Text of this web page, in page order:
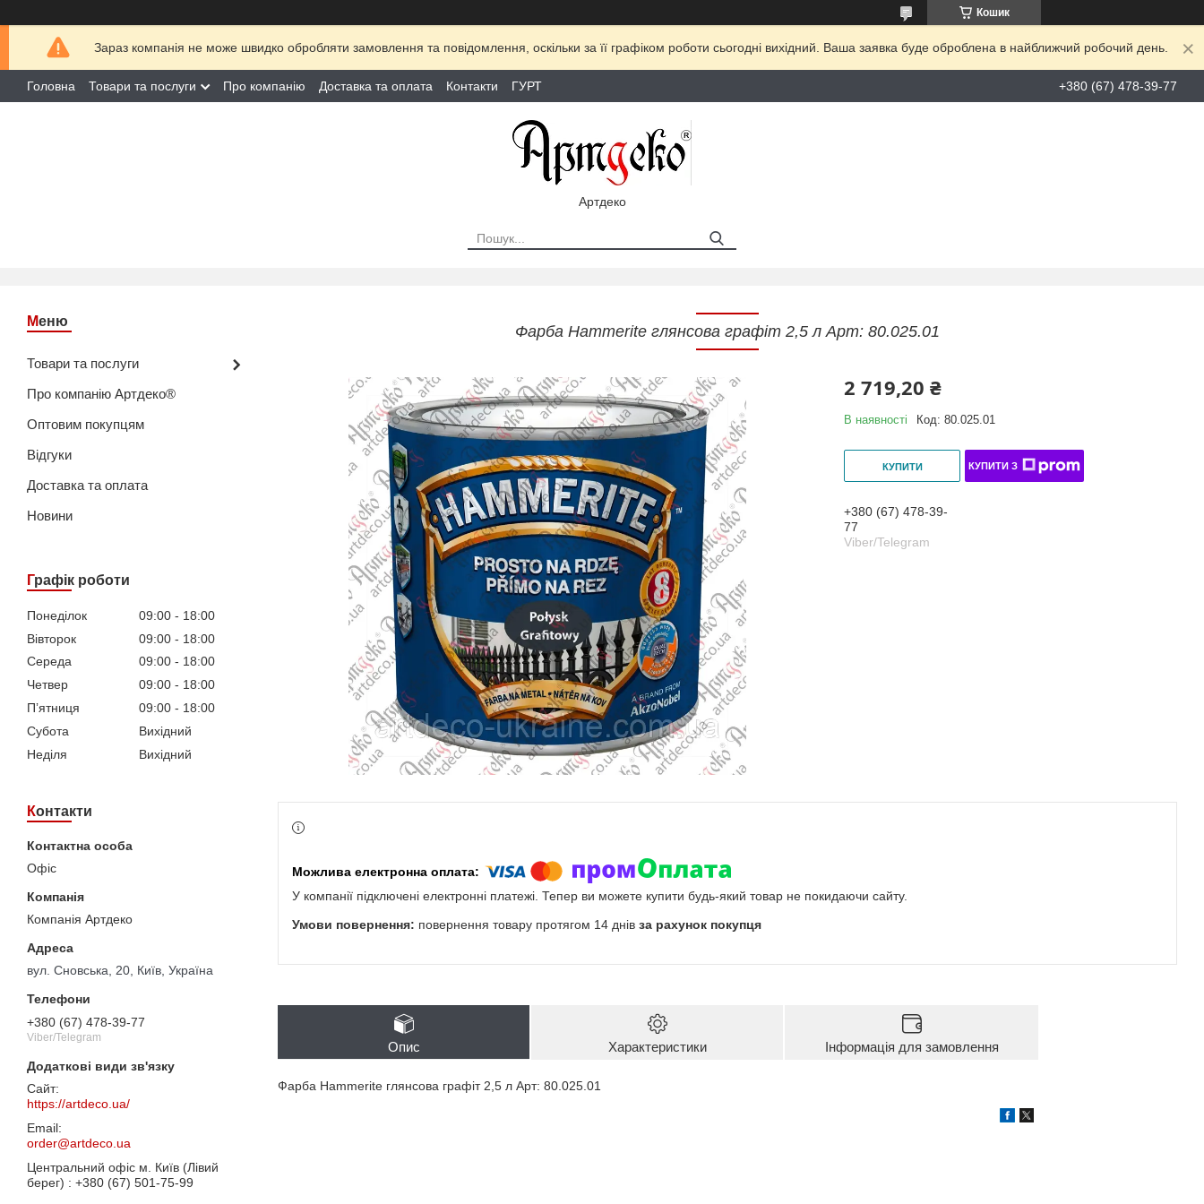
Кошик
Зараз компанія не може швидко обробляти замовлення та повідомлення, оскільки за її графіком роботи сьогодні вихідний. Ваша заявка буде оброблена в найближчий робочий день.
Головна Товари та послуги Про компанію Доставка та оплата Контакти ГУРТ +380 (67) 478-39-77
Артдеко
Товари та послуги
Про компанію Артдеко®
Оптовим покупцям
Відгуки
Доставка та оплата
Новини
Графік роботи
Понеділок 09:00
18:00
Вівторок
09:00
18:00
Середа
09:00
18:00
Четвер
09:00
18:00
Пʼятниця
09:00
18:00
Субота
Вихідний
Неділя
Вихідний
Контакти
Офіс
Компанія Артдеко
вул. Сновська, 20, Київ, Україна
+380 (67) 478-39-77
Viber/Telegram
https://artdeco.ua/
order@artdeco.ua
Центральний офіс м. Київ (Лівий
берег)
+380 (67) 501-75-99
Фарба Hammerite глянсова графіт 2,5 л Арт: 80.025.01
2 719,20 ₴
В наявності Код:80.025.01
КУПИТИ КУПИТИ З
+380 (67) 478-39-
77
Viber/Telegram
У компанії підключені електронні платежі. Тепер ви можете купити будь-який товар не покидаючи сайту.
повернення товару протягом 14 днів за рахунок покупця
Опис Характеристики Інформація для замовлення
Фарба Hammerite глянсова графіт 2,5 л Арт: 80.025.01